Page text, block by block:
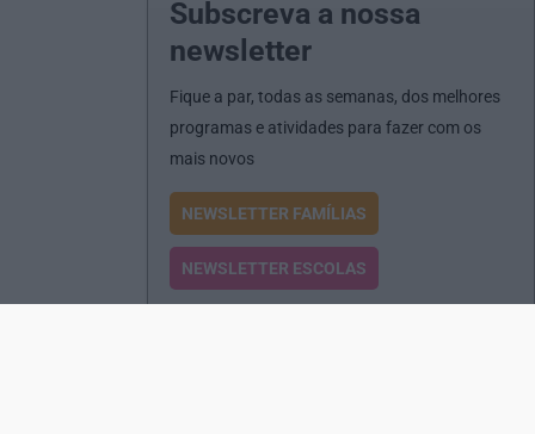
Subscreva a nossa
newsletter
Fique a par, todas as semanas, dos melhores
programas e atividades para fazer com os
mais novos
NEWSLETTER FAMÍLIAS
NEWSLETTER ESCOLAS